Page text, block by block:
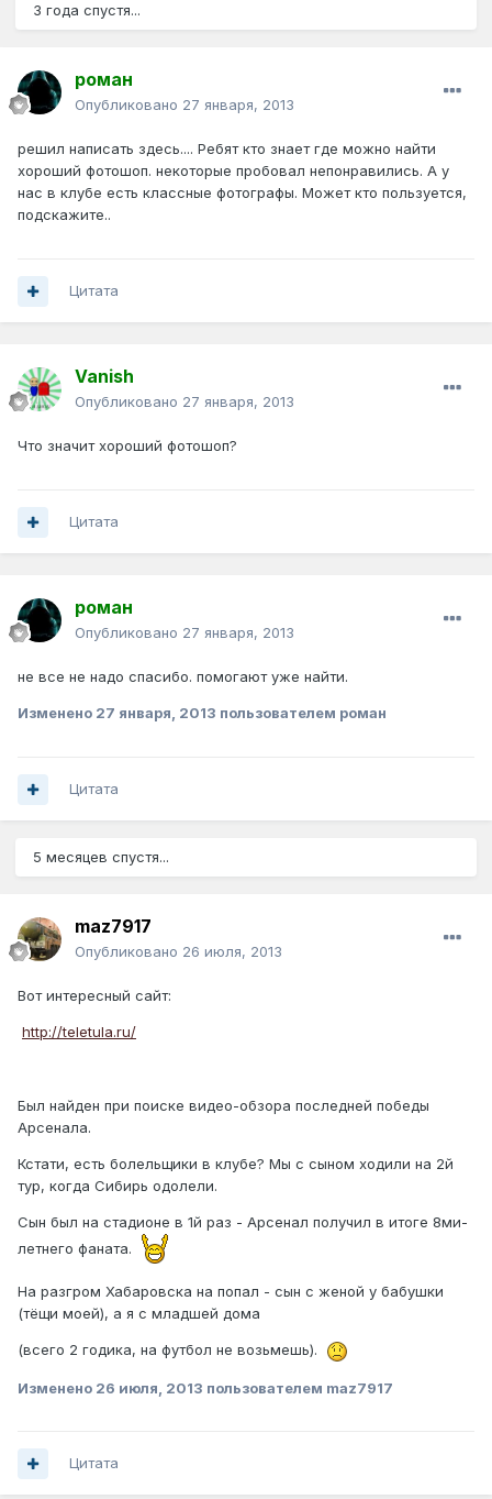
3 года спустя...
роман
Опубликовано 27 января, 2013
решил написать здесь.... Ребят кто знает где можно найти
хороший фотошоп. некоторые пробовал непонравились. А у
нас в клубе есть классные фотографы. Может кто пользуется,
подскажите..
Цитата
Vanish
Опубликовано 27 января, 2013
Что значит хороший фотошоп?
Цитата
роман
Опубликовано 27 января, 2013
не все не надо спасибо. помогают уже найти.
Изменено 27 января, 2013 пользователем роман
Цитата
5 месяцев спустя...
maz7917
Опубликовано 26 июля, 2013
Вот интересный сайт:
http://teletula.ru/
Был найден при поиске видео-обзора последней победы
Арсенала.
Кстати, есть болельщики в клубе? Мы с сыном ходили на 2й
тур, когда Сибирь одолели.
Сын был на стадионе в 1й раз - Арсенал получил в итоге 8ми-
летнего фаната.
На разгром Хабаровска на попал - сын с женой у бабушки
(тёщи моей), а я с младшей дома
(всего 2 годика, на футбол не возьмешь).
Изменено 26 июля, 2013 пользователем maz7917
Цитата